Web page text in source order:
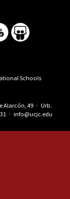
Alarcón, 49 · Urb.
· info@ucjc.edu